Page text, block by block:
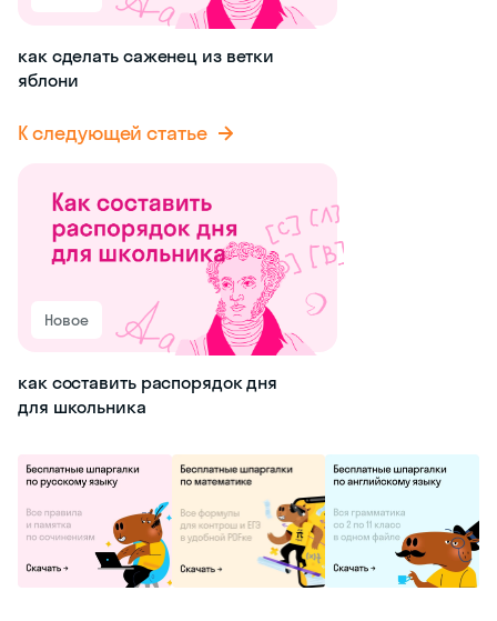
как сделать саженец из ветки
яблони
К следующей статье
Новое
как составить распорядок дня
для школьника